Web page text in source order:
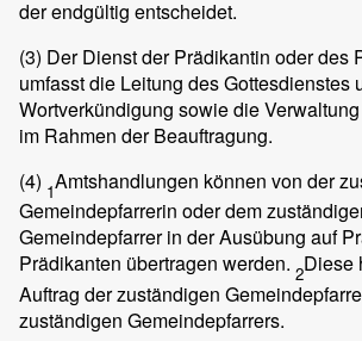
der endgültig entscheidet.
(3) Der Dienst der Prädikantin oder des
umfasst die Leitung des Gottesdienstes
Wortverkündigung sowie die
im Rahmen der Beauftragung.
(4) 1Amtshandlungen können von der
Gemeindepfarrerin oder dem
Gemeindepfarrer in der Ausübung auf
Prädikanten übertragen werden. 2Diese
Auftrag der zuständigen
zuständigen Gemeindepfarrers.